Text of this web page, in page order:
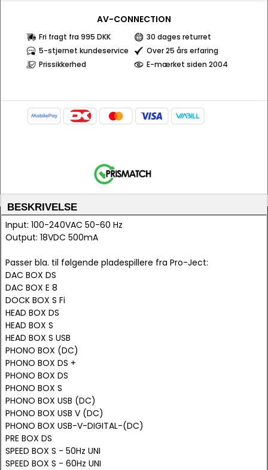
AV-CONNECTION
Fri fragt fra 995 DKK
30 dages returret
5-stjernet kundeservice
Over 25 års erfaring
Prissikkerhed
E-mærket siden 2004
BESKRIVELSE
Input: 100-240VAC 50-60 Hz
Output: 18VDC 500mA
Passer bla. til følgende pladespillere fra Pro-Ject:
DAC BOX DS
DAC BOX E 8
DOCK BOX S Fi
HEAD BOX DS
HEAD BOX S
HEAD BOX S USB
PHONO BOX (DC)
PHONO BOX DS +
PHONO BOX DS
PHONO BOX S
PHONO BOX USB (DC)
PHONO BOX USB V (DC)
PHONO BOX USB-V-DIGITAL-(DC)
PRE BOX DS
SPEED BOX S - 50Hz UNI
SPEED BOX S - 60Hz UNI